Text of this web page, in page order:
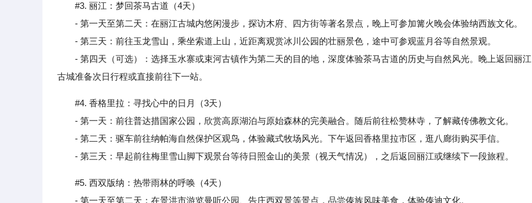
#3. 丽江：梦回茶马古道（4天）
- 第一天至第二天：在丽江古城内悠闲漫步，探访木府、四方街等著名景点，晚上可参加篝火晚会体验纳西族文化。
- 第三天：前往玉龙雪山，乘坐索道上山，近距离观赏冰川公园的壮丽景色，途中可参观蓝月谷等自然景观。
- 第四天（可选）：选择玉水寨或束河古镇作为第二天的目的地，深度体验茶马古道的历史与自然风光。晚上返回丽江
古城准备次日行程或直接前往下一站。
#4. 香格里拉：寻找心中的日月（3天）
- 第一天：前往普达措国家公园，欣赏高原湖泊与原始森林的完美融合。随后前往松赞林寺，了解藏传佛教文化。
- 第二天：驱车前往纳帕海自然保护区观鸟，体验藏式牧场风光。下午返回香格里拉市区，逛八廊街购买手信。
- 第三天：早起前往梅里雪山脚下观景台等待日照金山的美景（视天气情况），之后返回丽江或继续下一段旅程。
#5. 西双版纳：热带雨林的呼唤（4天）
- 第一天至第二天：在景洪市游览曼听公园、告庄西双景等景点，品尝傣族风味美食，体验傣迪文化。